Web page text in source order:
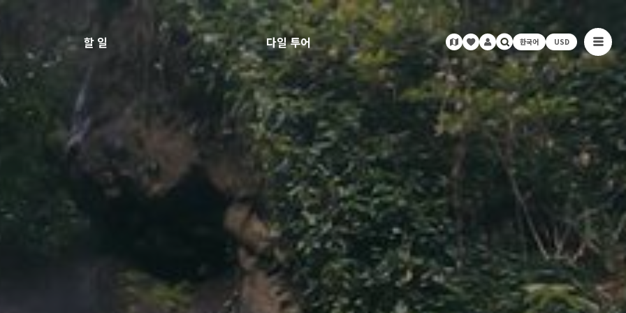
할 일 다일 투어 한국어 USD